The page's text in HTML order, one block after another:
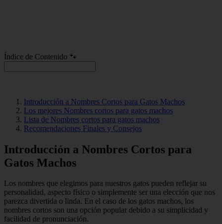
Índice de Contenido 🐾
Introducción a Nombres Cortos para Gatos Machos
Los mejores Nombres cortos para gatos machos
Lista de Nombres cortos para gatos machos
Recomendaciones Finales y Consejos
Introducción a Nombres Cortos para
Gatos Machos
Los nombres que elegimos para nuestros gatos pueden reflejar su
personalidad, aspecto físico o simplemente ser una elección que nos
parezca divertida o linda. En el caso de los gatos machos, los
nombres cortos son una opción popular debido a su simplicidad y
facilidad de pronunciación.